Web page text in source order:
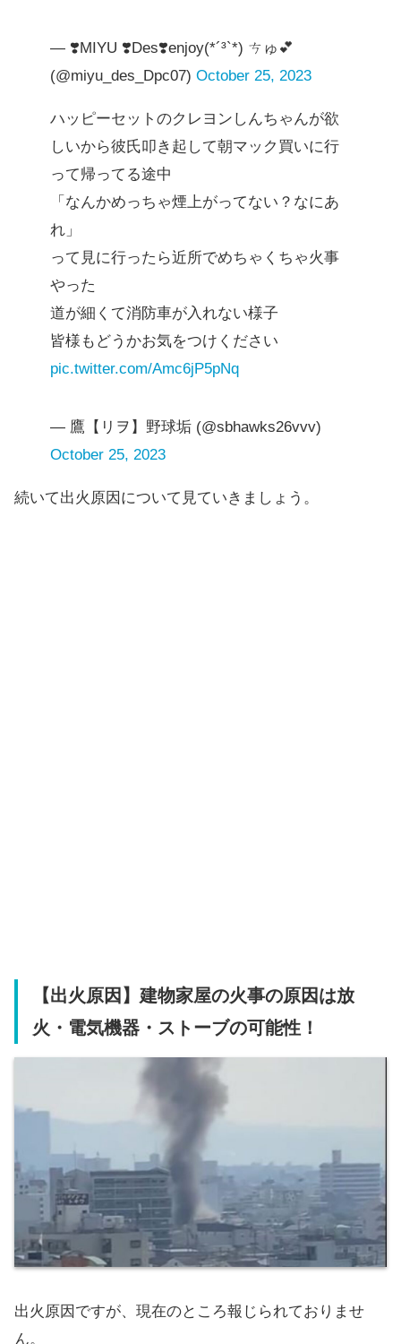
— ❣️MIYU ❣️Des❣️enjoy(*´³`*) ㄘゅ💕
(@miyu_des_Dpc07) October 25, 2023
ハッピーセットのクレヨンしんちゃんが欲
しいから彼氏叩き起して朝マック買いに行
って帰ってる途中
「なんかめっちゃ煙上がってない？なにあ
れ」
って見に行ったら近所でめちゃくちゃ火事
やった
道が細くて消防車が入れない様子
皆様もどうかお気をつけください
pic.twitter.com/Amc6jP5pNq
— 鷹【リヲ】野球垢 (@sbhawks26vvv)
October 25, 2023
続いて出火原因について見ていきましょう。
【出火原因】建物家屋の火事の原因は放
火・電気機器・ストーブの可能性！
出火原因ですが、現在のところ報じられておりませ
ん。